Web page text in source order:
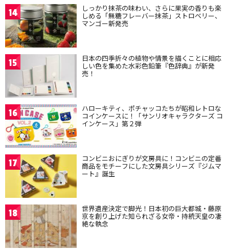
14 しっかり抹茶の味わい、さらに果実の香りも楽
しめる「無糖フレーバー抹茶」ストロベリー、
マンゴー新発売
15 日本の四季折々の植物や情景を描くことに相応
しい色を集めた水彩色鉛筆『色辞典』が新発
売！
16 ハローキティ、ポチャッコたちが昭和レトロな
コインケースに！「サンリオキャラクターズ コ
インケース」第２弾
17 コンビニおにぎりが文房具に！コンビニの定番
商品をモチーフにした文房具シリーズ『ジムマ
ート』誕生
18 世界遺産決定で脚光！日本初の巨大都城・藤原
京を創り上げた知られざる女帝・持統天皇の凄
絶な執念